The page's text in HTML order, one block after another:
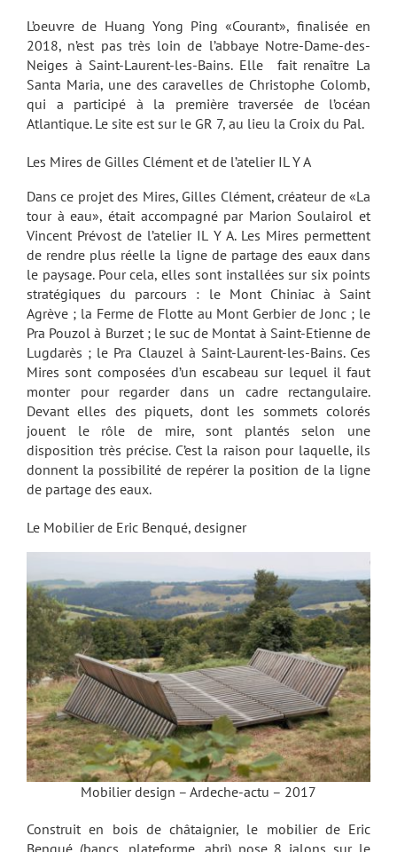
L’oeuvre de Huang Yong Ping «Courant», finalisée en
2018, n’est pas très loin de l’abbaye Notre-Dame-des-
Neiges à Saint-Laurent-les-Bains. Elle fait renaître La
Santa Maria, une des caravelles de Christophe Colomb,
qui a participé à la première traversée de l’océan
Atlantique. Le site est sur le GR 7, au lieu la Croix du Pal.
Les Mires de Gilles Clément et de l’atelier IL Y A
Dans ce projet des Mires, Gilles Clément, créateur de «La
tour à eau», était accompagné par Marion Soulairol et
Vincent Prévost de l’atelier IL Y A. Les Mires permettent
de rendre plus réelle la ligne de partage des eaux dans
le paysage. Pour cela, elles sont installées sur six points
stratégiques du parcours : le Mont Chiniac à Saint
Agrève ; la Ferme de Flotte au Mont Gerbier de Jonc ; le
Pra Pouzol à Burzet ; le suc de Montat à Saint-Etienne de
Lugdarès ; le Pra Clauzel à Saint-Laurent-les-Bains. Ces
Mires sont composées d’un escabeau sur lequel il faut
monter pour regarder dans un cadre rectangulaire.
Devant elles des piquets, dont les sommets colorés
jouent le rôle de mire, sont plantés selon une
disposition très précise. C’est la raison pour laquelle, ils
donnent la possibilité de repérer la position de la ligne
de partage des eaux.
Le Mobilier de Eric Benqué, designer
Mobilier design – Ardeche-actu – 2017
Construit en bois de châtaignier, le mobilier de Eric
Benqué (bancs, plateforme, abri) pose 8 jalons sur le